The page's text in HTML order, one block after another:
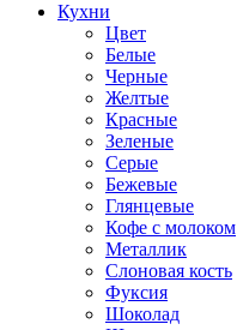
Кухни
Цвет
Белые
Черные
Желтые
Красные
Зеленые
Серые
Бежевые
Глянцевые
Кофе с молоком
Металлик
Слоновая кость
Фуксия
Шоколад